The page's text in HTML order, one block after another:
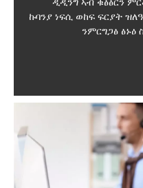
ኩባንያ ነፍሲ ወከፍ ፍርያት
ንምርግጋፅ